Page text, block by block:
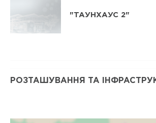
"ТАУНХАУС 2"
РОЗТАШУВАННЯ ТА